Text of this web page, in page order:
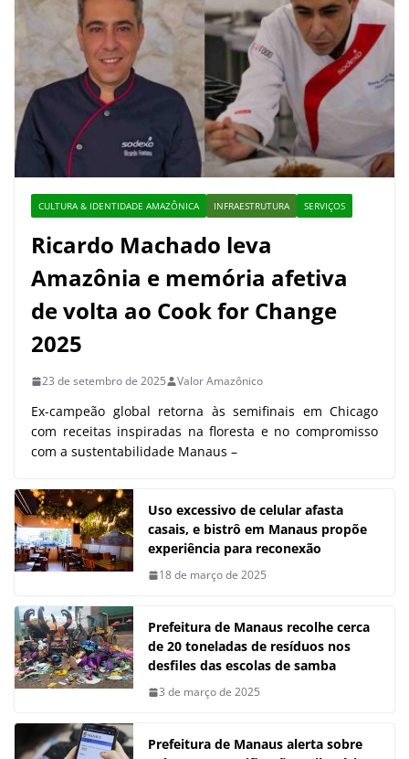
CULTURA & IDENTIDADE AMAZÔNICA INFRAESTRUTURA SERVIÇOS
Ricardo Machado leva
Amazônia e memória afetiva
de volta ao Cook for Change
2025
23 de setembro de 2025 Valor Amazônico
Ex-campeão global retorna às semifinais em Chicago
com receitas inspiradas na floresta e no compromisso
com a sustentabilidade Manaus –
Uso excessivo de celular afasta
casais, e bistrô em Manaus propõe
experiência para reconexão
18 de março de 2025
Prefeitura de Manaus recolhe cerca
de 20 toneladas de resíduos nos
desfiles das escolas de samba
3 de março de 2025
Prefeitura de Manaus alerta sobre